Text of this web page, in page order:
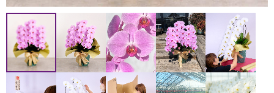
連日の猛暑により、品質保持が困難なため、下記地域への
お届けを一時的に見送らせていただきます。
お客様にはご迷惑をおかけし大変申し訳ございませんが、
何卒ご理解賜りますようお願い申し上げます。
【配送停止の地域】
北海道（札幌市を除く）
8月12日 お昼12：00以降
→ 最短お届けは8月18日（遠方19日）となります。
●彩華のワルツ・特注・アレンジ・花束
8月10日 お昼12：00迄
→ 8月13～16日を含む全ての日時指定が可能です。